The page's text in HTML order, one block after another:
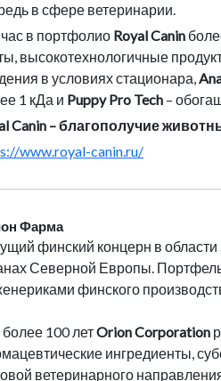
в сфере ветеринарии.
в портфолио Royal Canin
высокотехнологичные
в условиях стационара,
1 кДа и Puppy Pro Tech –
Canin – благополучие
www.royal-canin.ru/
Фарма
финский концерн в
Северной Европы.
финского
100 летOrion Corporation
ингредиенты,
ветеринарного